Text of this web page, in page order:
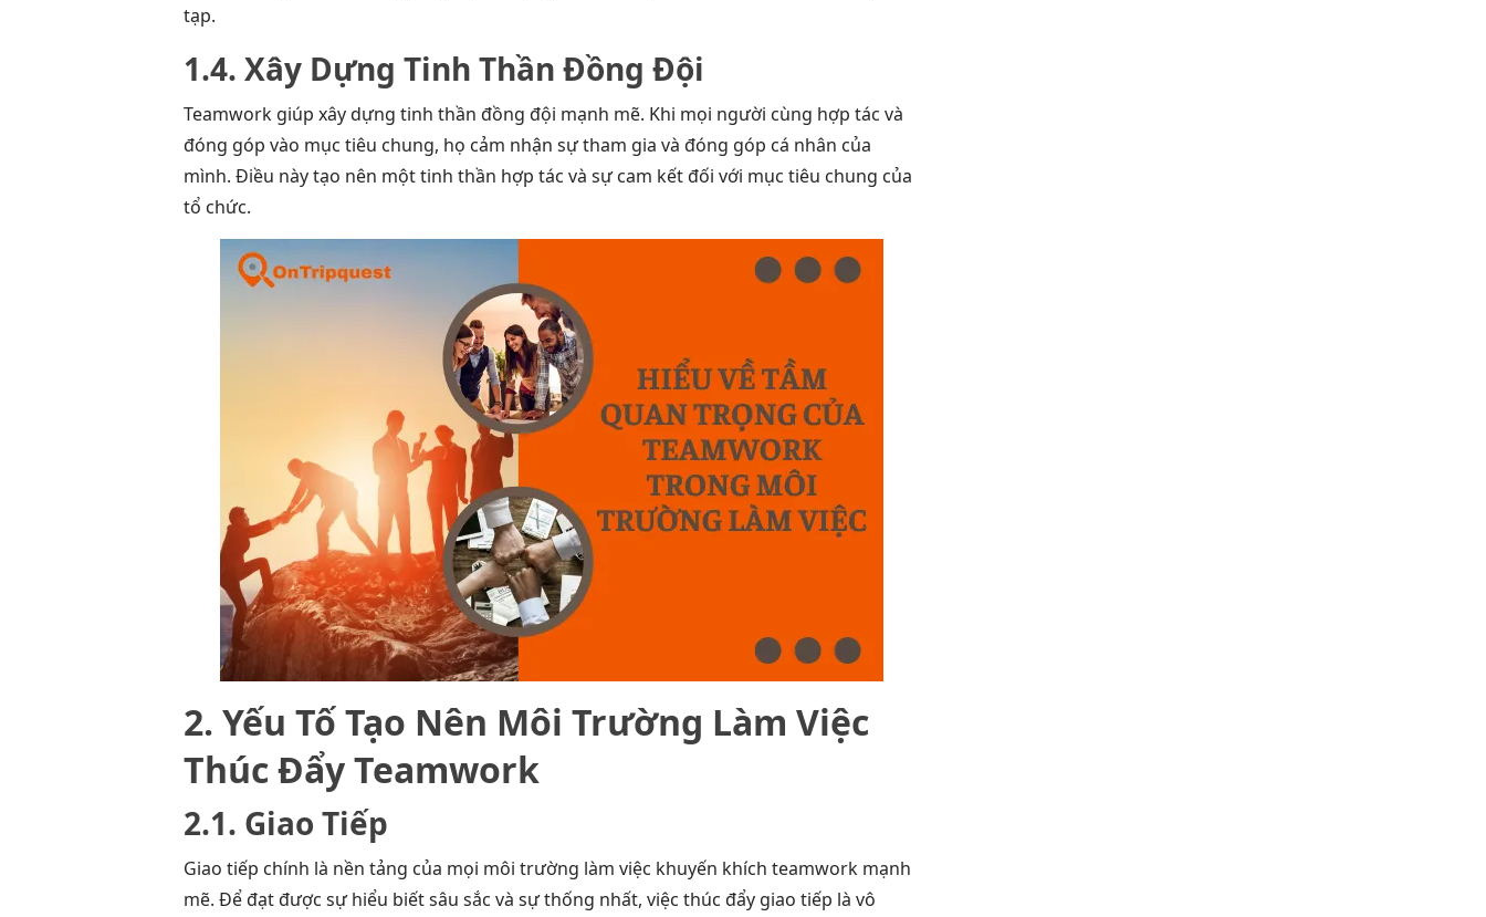
tạp.
1.4. Xây Dựng Tinh Thần Đồng Đội
Teamwork giúp xây dựng tinh thần đồng đội mạnh mẽ. Khi mọi người cùng hợp tác và
đóng góp vào mục tiêu chung, họ cảm nhận sự tham gia và đóng góp cá nhân của
mình. Điều này tạo nên một tinh thần hợp tác và sự cam kết đối với mục tiêu chung của
tổ chức.
2. Yếu Tố Tạo Nên Môi Trường Làm Việc
Thúc Đẩy Teamwork
2.1. Giao Tiếp
Giao tiếp chính là nền tảng của mọi môi trường làm việc khuyến khích teamwork mạnh
mẽ. Để đạt được sự hiểu biết sâu sắc và sự thống nhất, việc thúc đẩy giao tiếp là vô